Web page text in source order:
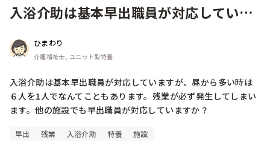
入浴介助は基本早出職員が対応していま
ひまわり
介護福祉士, ユニット型特養
入浴介助は基本早出職員が対応していますが、昼から多い時は
６人を1人でなんてこともあります。残業が必ず発生してしまい
ます。他の施設でも早出職員が対応していますか？
早出 残業 入浴介助 特養 施設